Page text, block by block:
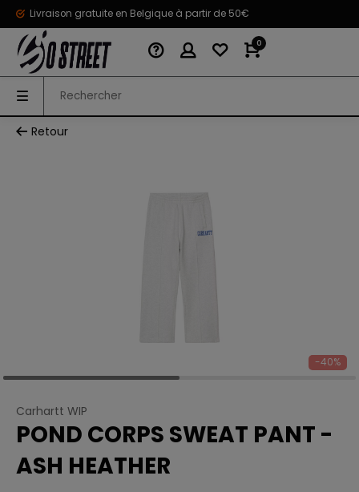
Livraison gratuite en Belgique à partir de 50€
0
Retour
-40%
Carhartt WIP
POND CORPS SWEAT PANT -
ASH HEATHER